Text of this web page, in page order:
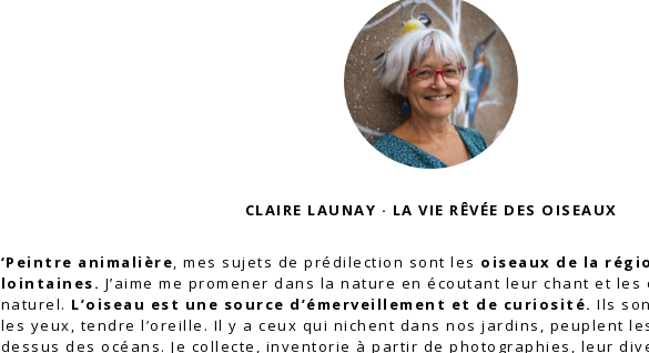
CLAIRE LAUNAY · LA VIE RÊVÉE DES OISEAUX
‘Peintre animalière, mes sujets de prédilection sont les oiseaux de la
lointaines. J’aime me promener dans la nature en écoutant leur chant et
naturel. L’oiseau est une source d’émerveillement et de curiosité. Ils
les yeux, tendre l’oreille. Il y a ceux qui nichent dans nos jardins, peuplent
dessus des océans. Je collecte, inventorie à partir de photographies, leur